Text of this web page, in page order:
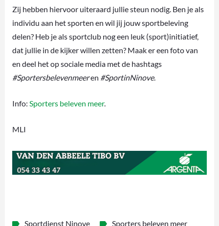
Zij hebben hiervoor uiteraard jullie steun nodig. Ben je als
individu aan het sporten en wil jij jouw sportbeleving
delen? Heb je als sportclub nog een leuk (sport)initiatief,
dat jullie in de kijker willen zetten? Maak er een foto van
en deel het op sociale media met de hashtags
#Sportersbelevenmeeren #SportinNinove.
Info: Sporters beleven meer.
MLI
Sportdienst Ninove Sporters beleven meer